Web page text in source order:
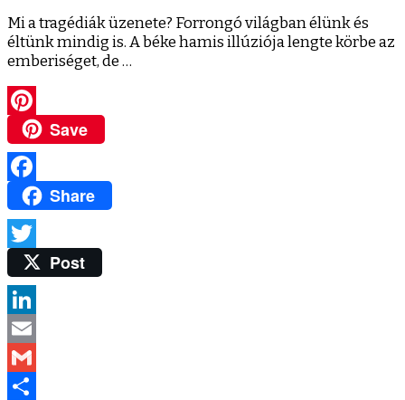
Mi a tragédiák üzenete? Forrongó világban élünk és
éltünk mindig is. A béke hamis illúziója lengte körbe az
emberiséget, de …
Pinterest
Save
Facebook
Share
TwitterPost
LinkedIn
Email
Gmail